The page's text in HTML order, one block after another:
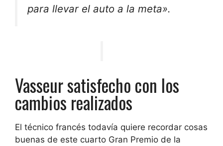
para llevar el auto a la meta».
Vasseur satisfecho con los
cambios realizados
El técnico francés todavía quiere recordar cosas
buenas de este cuarto Gran Premio de la